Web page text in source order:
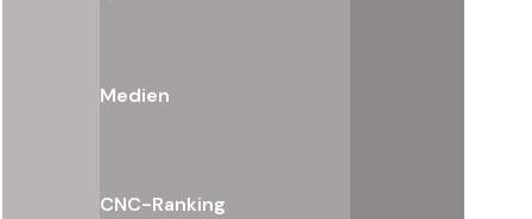
Medien
CNC-Ranking